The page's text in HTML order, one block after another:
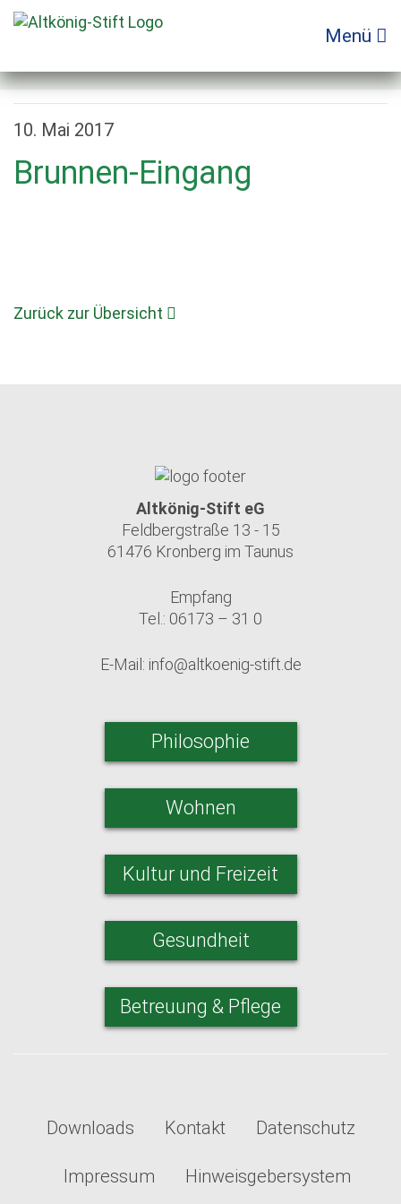
Zum
Inhalt
Menü
10. Mai 2017
Brunnen-Eingang
Zurück zur Übersicht
Altkönig-Stift eG
Feldbergstraße 13 - 15
61476 Kronberg im Taunus
Empfang
Tel.: 06173 – 31 0
E-Mail: info@altkoenig-stift.de
Philosophie
Wohnen
Kultur und Freizeit
Gesundheit
Betreuung & Pflege
Downloads Kontakt Datenschutz
Impressum Hinweisgebersystem